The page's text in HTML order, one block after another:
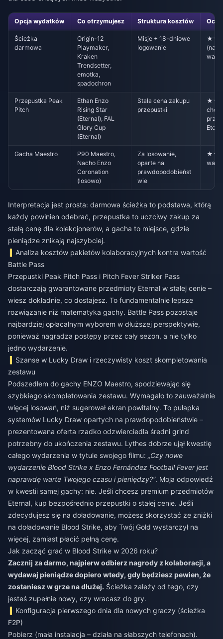
Opcja wydatków Co otrzymujesz Struktura kosztów
Ścieżka
darmowa
Origin-12
Playmaker,
Kraken
Trendsetter,
emotka,
spadochron
Misje + 18-dniowe
logowanie
Przepustka Peak
Pitch
Ethan Enzo
Rising Star
(Eternal), FAL
Glory Cup
(Eternal)
Stała cena zakupu
przepustki
Gacha Maestro
P90 Maestro,
Nacho Enzo
Coronation
(losowo)
Za losowanie,
oparte na
prawdopodobieńst
wie
★★
Interpretacja jest prosta: darmowa ścieżka to podstawa, którą
każdy powinien odebrać, przepustka to uczciwy zakup za
stałą cenę dla kolekcjonerów, a gacha to miejsce, gdzie
pieniądze znikają najszybciej.
Analiza kosztów pakietów kolaboracyjnych kontra wartość
Battle Pass
Przepustki Peak Pitch Pass i Pitch Fever Striker Pass
dostarczają gwarantowane przedmioty Eternal w stałej cenie –
wiesz dokładnie, co dostajesz. To fundamentalnie lepsze
rozwiązanie niż matematyka gachy. Battle Pass pozostaje
najbardziej opłacalnym wyborem w dłuższej perspektywie,
ponieważ nagradza postępy przez cały sezon, a nie tylko
jedno wydarzenie.
Szanse w Lucky Draw i rzeczywisty koszt skompletowania
zestawu
Podszedłem do gachy ENZO Maestro, spodziewając się
szybkiego skompletowania zestawu. Wymagało to zauważalnie
więcej losowań, niż sugerował ekran powitalny. To pułapka
systemów Lucky Draw opartych na prawdopodobieństwie –
prezentowana oferta rzadko odzwierciedla średni grind
potrzebny do ukończenia zestawu. Lythes dobrze ujął kwestię
całego wydarzenia w tytule swojego filmu: „Czy nowe
wydarzenie Blood Strike x Enzo Fernández Football Fever jest
naprawdę warte Twojego czasu i pieniędzy?”. Moja odpowiedź
w kwestii samej gachy: nie. Jeśli chcesz premium przedmiotów
Eternal, kup bezpośrednio przepustki o stałej cenie. Jeśli
zdecydujesz się na doładowanie, możesz skorzystać ze zniżki
na doładowanie Blood Strike, aby Twój Gold wystarczył na
więcej, zamiast płacić pełną cenę.
Jak zacząć grać w Blood Strike w 2026 roku?
Zacznij za darmo, najpierw odbierz nagrody z kolaboracji, a
wydawaj pieniądze dopiero wtedy, gdy będziesz pewien, że
zostaniesz w grze na dłużej. Ścieżka zależy od tego, czy
jesteś zupełnie nowy, czy wracasz do gry.
Konfiguracja pierwszego dnia dla nowych graczy (ścieżka
F2P)
Pobierz (mała instalacja – działa na słabszych telefonach).